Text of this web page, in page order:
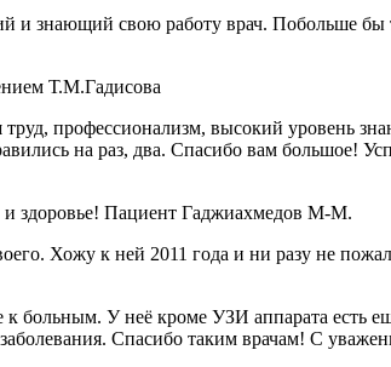
и знающий свою работу врач. Побольше бы
Т.М.Гадисова
профессионализм, высокий уровень
на раз, два. Спасибо вам большое!
здоровье! Пациент Гаджиахмедов М-М.
Хожу к ней 2011 года и ни разу не
больным. У неё кроме УЗИ аппарата есть
Спасибо таким врачам! С